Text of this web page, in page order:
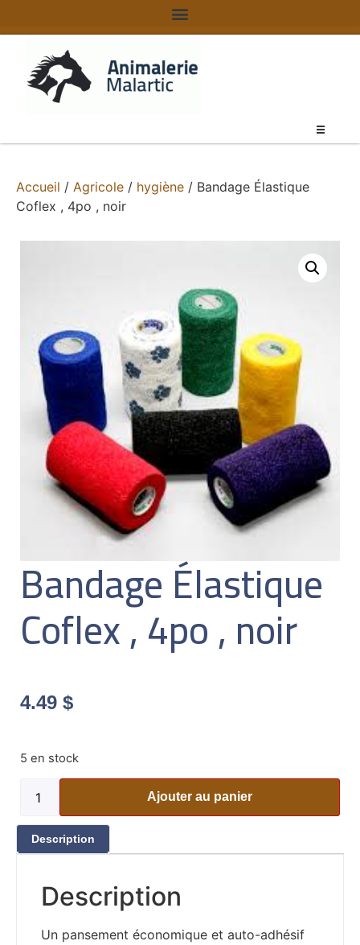
Accueil / Agricole / hygiène / Bandage Élastique
Coflex , 4po , noir
Bandage Élastique
Coflex , 4po , noir
4.49 $
5 en stock
Ajouter au panier
Description
Description
Un pansement économique et auto-adhésif